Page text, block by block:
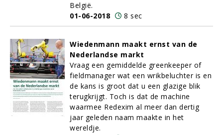
België.
01-06-2018
8 sec
Wiedenmann maakt ernst van de
Nederlandse markt
Vraag een gemiddelde greenkeeper of
fieldmanager wat een wrikbeluchter is en
de kans is groot dat u een glazige blik
terugkrijgt. Toch is dat de machine
waarmee Redexim al meer dan dertig
jaar geleden naam maakte in het
wereldje.